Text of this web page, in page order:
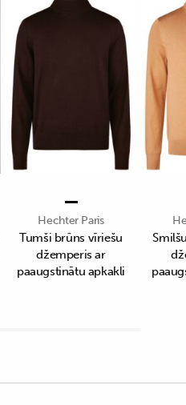
Hechter Paris
Tumši brūns vīriešu
džemperis ar
paaugstinātu apkakli